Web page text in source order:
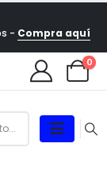
- Compra aquí
0